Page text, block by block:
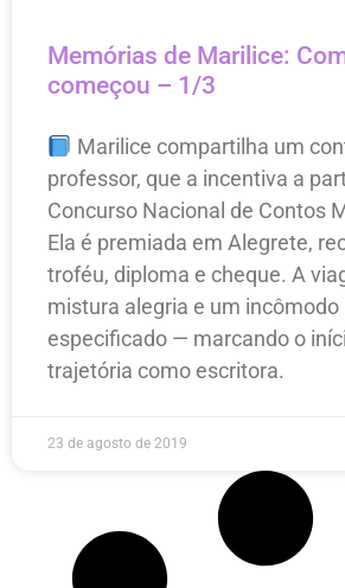
Memórias de Marilice:
começou – 1/3
Marilice compartilha um
professor, que a incentiva a
Concurso Nacional de Contos
Ela é premiada em Alegrete,
troféu, diploma e cheque. A
mistura alegria e um incômodo
especificado — marcando o
trajetória como escritora.
23 de agosto de 2019